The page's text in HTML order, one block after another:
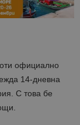
официално
14-дневна
С това бе